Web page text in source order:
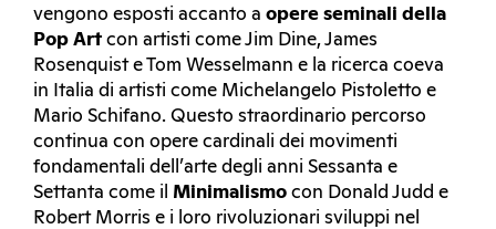
vengono esposti accanto a opere seminali della
Pop Art con artisti come Jim Dine, James
Rosenquist e Tom Wesselmann e la ricerca coeva
in Italia di artisti come Michelangelo Pistoletto e
Mario Schifano. Questo straordinario percorso
continua con opere cardinali dei movimenti
fondamentali dell’arte degli anni Sessanta e
Settanta come il Minimalismo con Donald Judd e
Robert Morris e i loro rivoluzionari sviluppi nel